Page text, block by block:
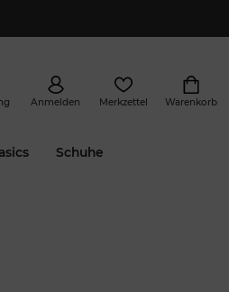
Schuhe
Anmelden Merkzettel Warenkorb